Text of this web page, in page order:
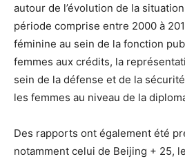
autour de l’évolution de la
période comprise entre 2000 à
féminine au sein de la fonction
femmes aux crédits, la
sein de la défense et de la
les femmes au niveau de la
Des rapports ont également été
notamment celui de Beijing + 25,